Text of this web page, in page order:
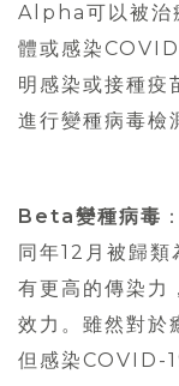
Alpha可以被治
體或感染
明感染或接種疫
進行變種病毒檢
Beta變種病毒
同年12月被歸
有更高的傳染力
效力。雖然對於
但感染COVID-